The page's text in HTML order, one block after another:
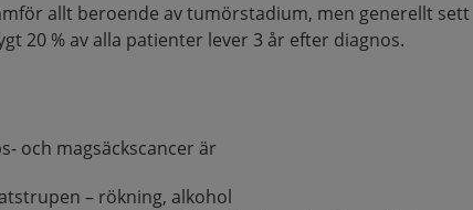
allt beroende av tumörstadium, men generellt sett
20 % av alla patienter lever 3 år efter diagnos.
och magsäckscancer är
– rökning, alkohol